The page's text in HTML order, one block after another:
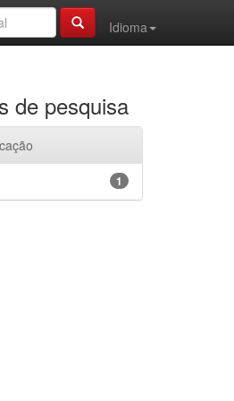
Idioma
de pesquisa
1